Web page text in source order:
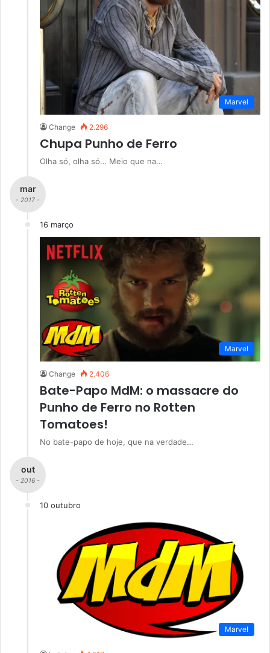
Marvel
Change 2.296
Chupa Punho de Ferro
Olha só, olha só… Meio que na…
mar
- 2017 -
16 março
Marvel
Change 2.406
Bate-Papo MdM: o massacre do
Punho de Ferro no Rotten
Tomatoes!
No bate-papo de hoje, que na verdade…
out
- 2016 -
10 outubro
Marvel